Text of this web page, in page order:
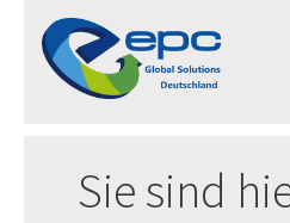
Sie sind